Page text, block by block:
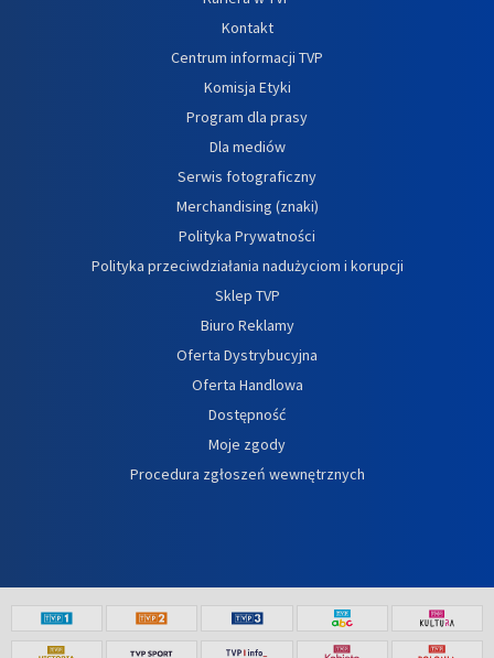
Kontakt
Centrum informacji TVP
Komisja Etyki
Program dla prasy
Dla mediów
Serwis fotograficzny
Merchandising (znaki)
Polityka Prywatności
Polityka przeciwdziałania nadużyciom i korupcji
Sklep TVP
Biuro Reklamy
Oferta Dystrybucyjna
Oferta Handlowa
Dostępność
Moje zgody
Procedura zgłoszeń wewnętrznych